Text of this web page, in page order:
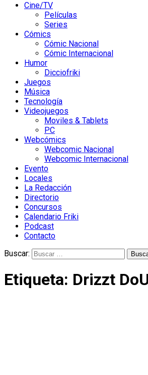
Cine/TV
Películas
Series
Cómics
Cómic Nacional
Cómic Internacional
Humor
Dicciofriki
Juegos
Música
Tecnología
Videojuegos
Moviles & Tablets
PC
Webcómics
Webcomic Nacional
Webcomic Internacional
Evento
Locales
La Redacción
Directorio
Concursos
Calendario Friki
Podcast
Contacto
Buscar:
Etiqueta: Drizzt